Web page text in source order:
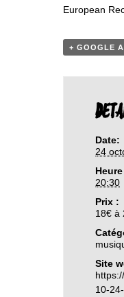
European
+ GOOGLE
Date:
24
20:30
Prix :
18€ à
Site
10-